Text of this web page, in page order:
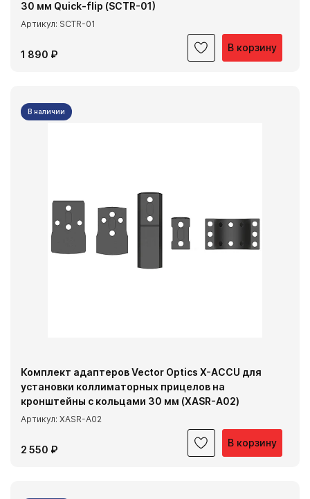
В корзину
30 мм Quick-flip (SCTR-01)
Артикул: SCTR-01
1 890 ₽
В наличии
В корзину
Комплект адаптеров Vector Optics X-ACCU для
установки коллиматорных прицелов на
кронштейны с кольцами 30 мм (XASR-A02)
Артикул: XASR-A02
2 550 ₽